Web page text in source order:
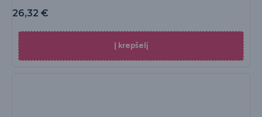
26,32 €
Į krepšelį